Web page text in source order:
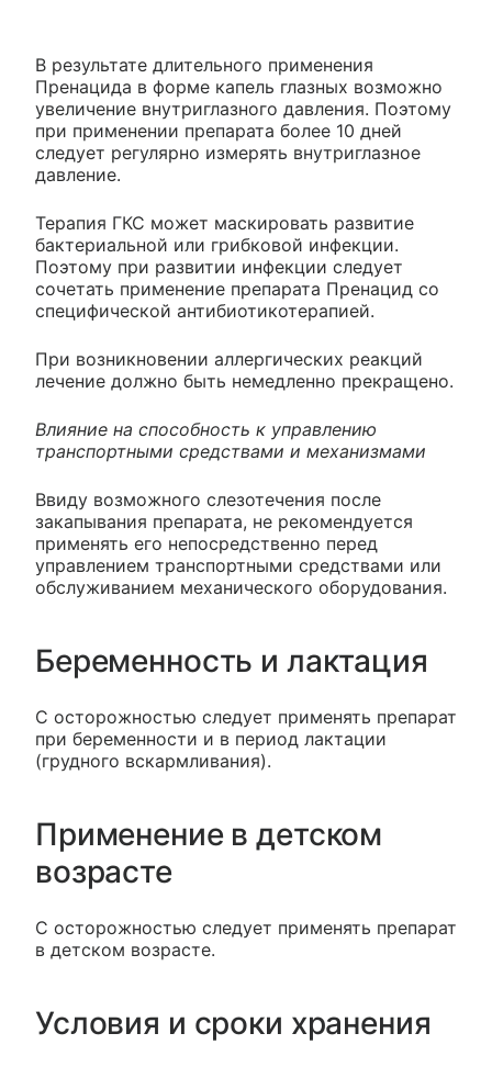
В результате длительного применения
Пренацида в форме капель глазных возможно
увеличение внутриглазного давления. Поэтому
при применении препарата более 10 дней
следует регулярно измерять внутриглазное
давление.
Терапия ГКС может маскировать развитие
бактериальной или грибковой инфекции.
Поэтому при развитии инфекции следует
сочетать применение препарата Пренацид со
специфической антибиотикотерапией.
При возникновении аллергических реакций
лечение должно быть немедленно прекращено.
Влияние на способность к управлению
транспортными средствами и механизмами
Ввиду возможного слезотечения после
закапывания препарата, не рекомендуется
применять его непосредственно перед
управлением транспортными средствами или
обслуживанием механического оборудования.
Беременность и лактация
C осторожностью следует применять препарат
при беременности и в период лактации
(грудного вскармливания).
Применение в детском
возрасте
С осторожностью следует применять препарат
в детском возрасте.
Условия и сроки хранения